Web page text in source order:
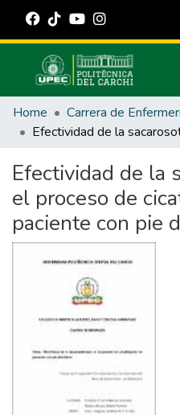
Communities & Collections
All of DSpace
Estadísticas Externas
Manuales
Home Carrera de
Efectividad de la
el proceso de
paciente con pie